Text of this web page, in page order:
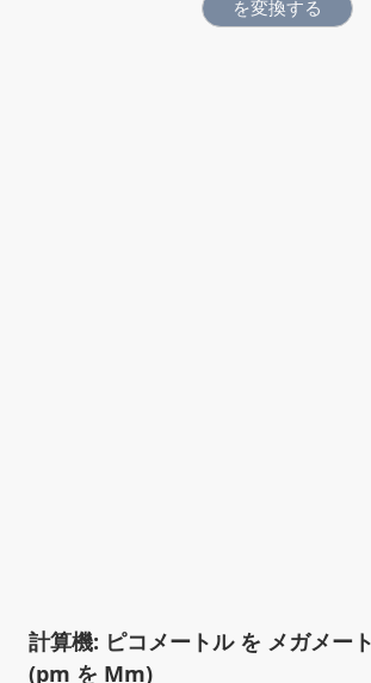
計算機: ピコメートル を メガメー
(pm を Mm)